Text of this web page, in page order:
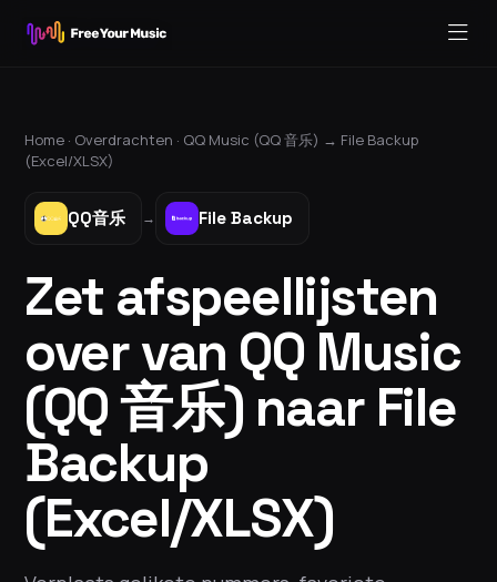
Home · Overdrachten · QQ Music (QQ 音乐) → File Backup
(Excel/XLSX)
QQ音乐 → File Backup
Zet afspeellijsten
over van QQ Music
(QQ 音乐) naar File
Backup
(Excel/XLSX)